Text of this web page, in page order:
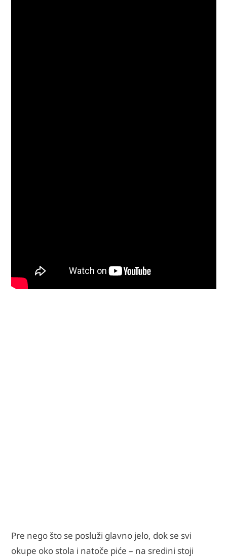
Pre nego što se posluži glavno jelo, dok se svi
okupe oko stola i natoče piće – na sredini stoji